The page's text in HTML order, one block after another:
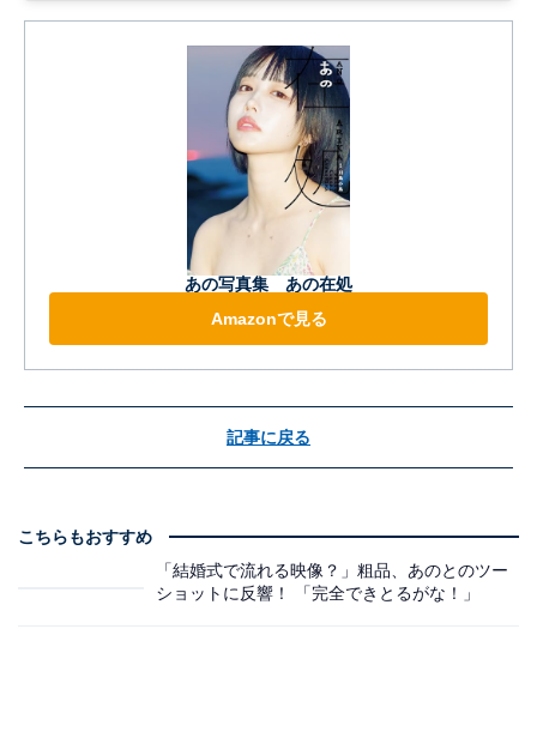
あの写真集 あの在処
Amazonで見る
記事に戻る
こちらもおすすめ
「結婚式で流れる映像？」粗品、あのとのツー
ショットに反響！ 「完全できとるがな！」